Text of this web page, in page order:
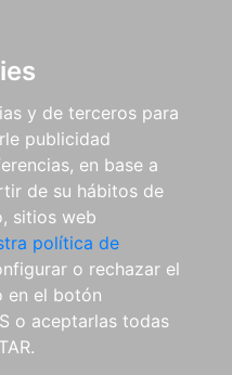
y de terceros para
publicidad
en base a
de su hábitos de
sitios web
política de
o rechazar el
en el botón
o aceptarlas todas